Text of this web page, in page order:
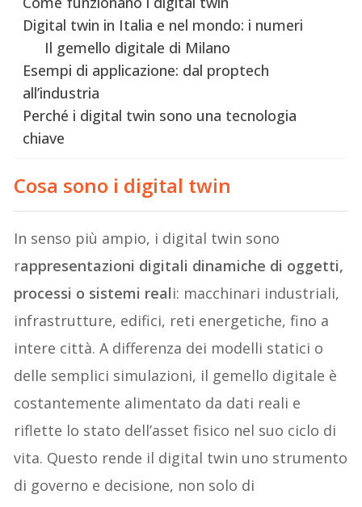
Digital twin in Italia e nel mondo: i numeri
Il gemello digitale di Milano
Esempi di applicazione: dal proptech
all’industria
Perché i digital twin sono una tecnologia
chiave
Cosa sono i digital twin
In senso più ampio, i digital twin sono
rappresentazioni digitali dinamiche di oggetti,
processi o sistemi reali: macchinari industriali,
infrastrutture, edifici, reti energetiche, fino a
intere città. A differenza dei modelli statici o
delle semplici simulazioni, il gemello digitale è
costantemente alimentato da dati reali e
riflette lo stato dell’asset fisico nel suo ciclo di
vita. Questo rende il digital twin uno strumento
di governo e decisione, non solo di